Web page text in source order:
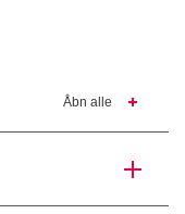
Åbn alle